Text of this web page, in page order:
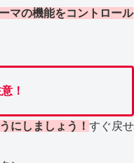
マの機能をコントロール
！
にしましょう！ すぐ戻せ